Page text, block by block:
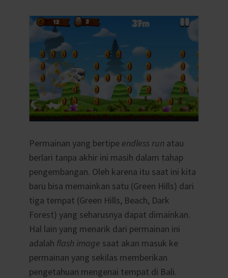
Permainan yang bertipe endless run atau
berlari tanpa akhir ini masih dalam tahap
pengembangan. Oleh karena itu saat ini kita
baru bisa memainkan satu (Green Hills) dari
tiga tempat (Green Hills, Beach, Dark
Forest) yang seharusnya dapat dimainkan.
Hal lain yang menarik dari permainan ini
adalah flash image saat akan masuk ke
permainan yang sekilas memberikan
pengetahuan mengenai tempat di Bali.